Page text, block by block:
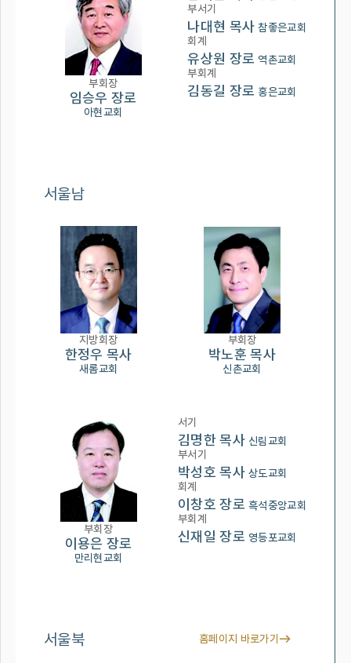
부회장
임승우 장로
아현교회
부서기
나대현 목사 참좋은교회
회계
유상원 장로 역촌교회
부회계
김동길 장로 홍은교회
서울남
지방회장
한정우 목사
새롬교회
부회장
박노훈 목사
신촌교회
부회장
이용은 장로
만리현교회
서기
김명한 목사 신림교회
부서기
박성호 목사 상도교회
회계
이창호 장로 흑석중앙교회
부회계
신재일 장로 영등포교회
서울북 홈페이지 바로가기